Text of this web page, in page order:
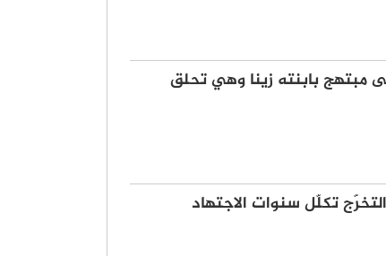
بابنته زينا وهي تحلق
تكلّل سنوات الاجتهاد